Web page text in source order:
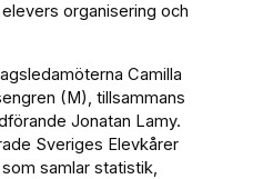
organisering och
Camilla
(M), tillsammans
Jonatan Lamy.
Sveriges Elevkårer
samlar statistik,